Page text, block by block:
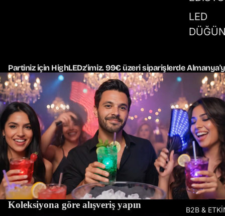
LED
B2B &
Partiniz için HighLEDz'imiz. 99€ üzeri siparişlerde
Koleksiyona göre alışveriş yapın